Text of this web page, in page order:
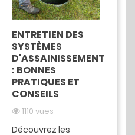
ENTRETIEN DES
SYSTÈMES
D'ASSAINISSEMENT
: BONNES
PRATIQUES ET
CONSEILS
1110 vues
Découvrez les